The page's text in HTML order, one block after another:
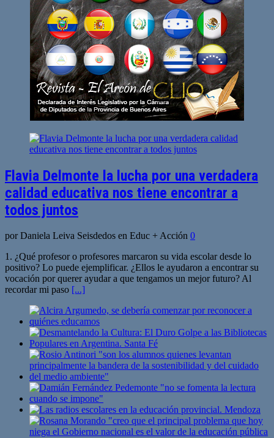
Flavia Delmonte la lucha por una verdadera
calidad educativa nos tiene encontrar a
todos juntos
por Daniela Leiva Seisdedos en Educ + Acción 0
1. ¿Qué profesor o profesores marcaron su vida escolar desde lo
positivo? Lo puede ejemplificar. ¿Ellos le ayudaron a encontrar su
vocación por querer ayudar a que tengamos un mejor futuro? Al
recordar mi paso [...]